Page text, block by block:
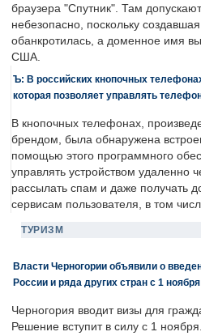
браузера "Спутник". Там
небезопасно, поскольку
обанкротилась, а доменное имя
США.
Ъ: В российских кнопочных
которая позволяет управлять
В кнопочных телефонах,
брендом, была обнаружена
помощью этого программного
управлять устройством удаленно
рассылать спам и даже получать
сервисам пользователя, в том
ТУРИЗМ
Власти Черногории объявили о
России и ряда других стран с 1 ноября
Черногория вводит визы для
Решение вступит в силу с 1